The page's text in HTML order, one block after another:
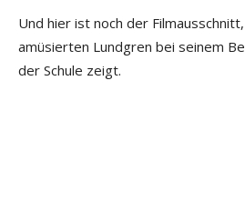
Und hier ist noch der
amüsierten Lundgren bei seinem
der Schule zeigt.